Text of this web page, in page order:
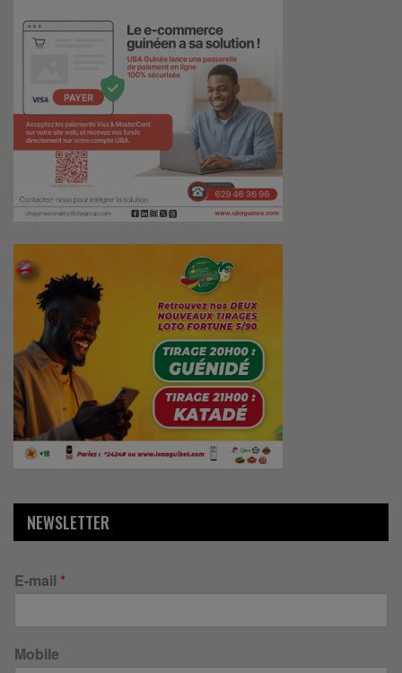
NEWSLETTER
E-mail *
Mobile